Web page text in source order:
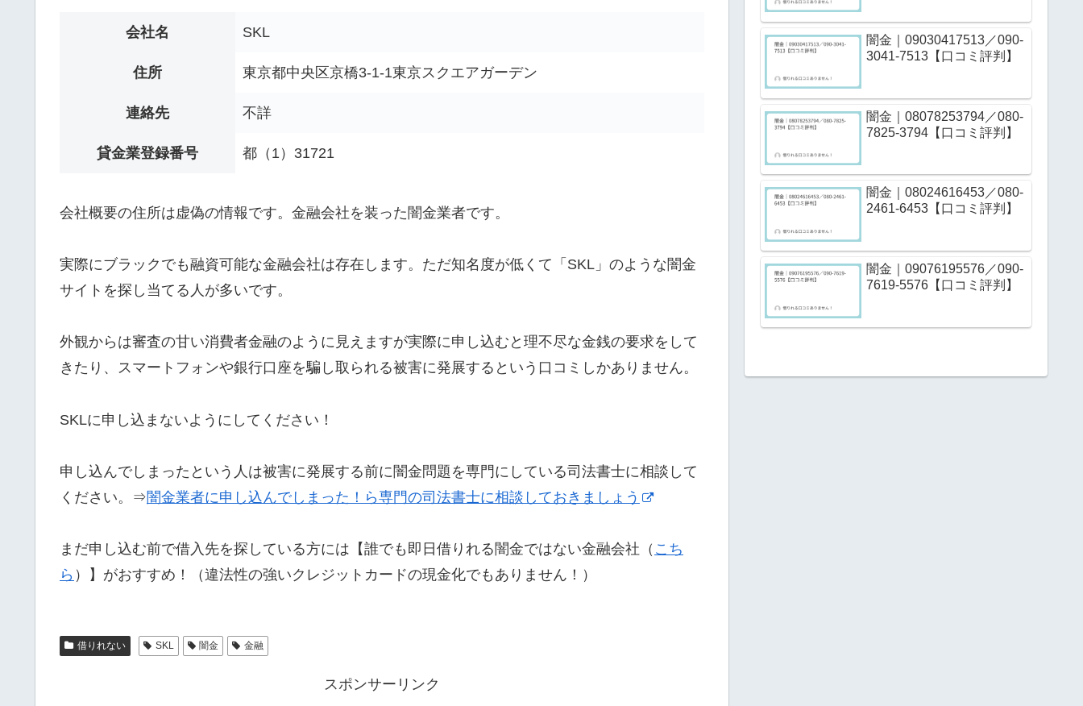
会社名 SKL
住所 東京都中央区京橋3-1-1東京スクエアガーデン
連絡先 不詳
貸金業登録番号 都（1）31721
会社概要の住所は虚偽の情報です。金融会社を装った闇金業者です。
実際にブラックでも融資可能な金融会社は存在します。ただ知名度が低くて「SKL」のような闇金
サイトを探し当てる人が多いです。
外観からは審査の甘い消費者金融のように見えますが実際に申し込むと理不尽な金銭の要求をして
きたり、スマートフォンや銀行口座を騙し取られる被害に発展するという口コミしかありません。
SKLに申し込まないようにしてください！
申し込んでしまったという人は被害に発展する前に闇金問題を専門にしている司法書士に相談して
ください。⇒闇金業者に申し込んでしまった！ら専門の司法書士に相談しておきましょう
まだ申し込む前で借入先を探している方には【誰でも即日借りれる闇金ではない金融会社（ こち
ら ）】がおすすめ！（違法性の強いクレジットカードの現金化でもありません！）
借りれない SKL 闇金 金融
スポンサーリンク
闇金｜09030417513／090-
3041-7513【口コミ評判】
闇金｜08078253794／080-
7825-3794【口コミ評判】
闇金｜08024616453／080-
2461-6453【口コミ評判】
闇金｜09076195576／090-
7619-5576【口コミ評判】